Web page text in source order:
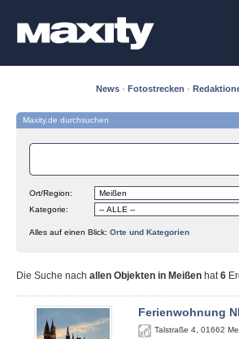
News · Fotostrecken ·
Maxity.de durchsuchen
Ort/Region:
Kategorie:
Alles auf einen Blick: Orte und Kategorien
Die Suche nach allen Objekten in Meißen hat6
Ferienwohnung
Talstraße 4 01662